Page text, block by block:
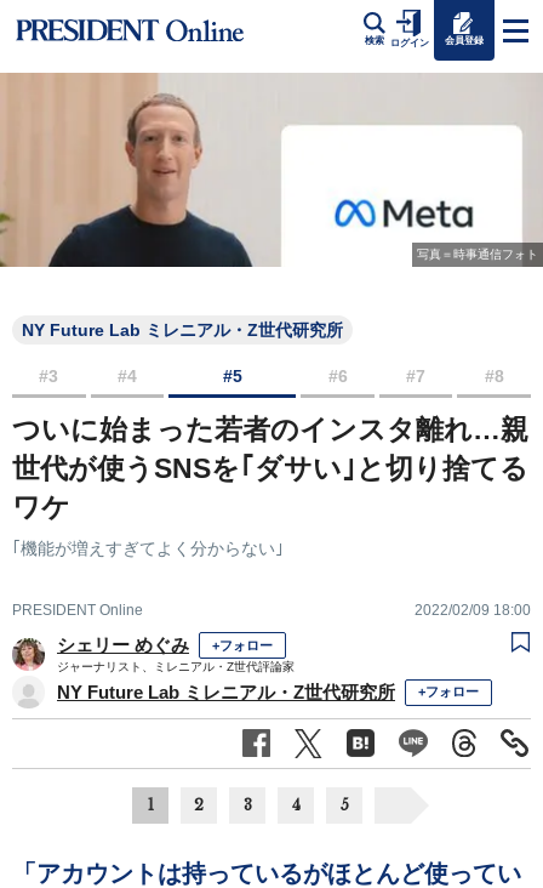
検索 ログイン 会員登録
写真＝時事通信フォト
NY Future Lab ミレニアル・Z世代研究所
#3 #4 #5 #6 #7 #8
ついに始まった若者のインスタ離れ…親
世代が使うSNSを｢ダサい｣と切り捨てる
ワケ
｢機能が増えすぎてよく分からない｣
PRESIDENT Online 2022/02/09 18:00
シェリー めぐみ +フォロー
ジャーナリスト、ミレニアル・Z世代評論家
NY Future Lab ミレニアル・Z世代研究所 +フォロー
1 2 3 4 5
「アカウントは持っているがほとんど使ってい